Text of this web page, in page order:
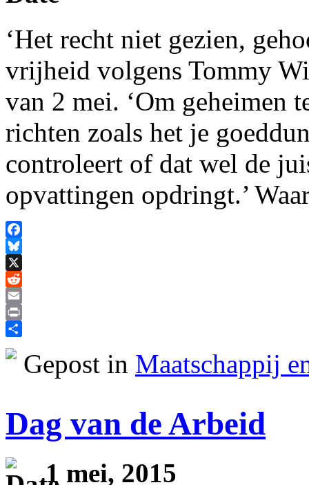
‘Het recht niet gezien,
vrijheid volgens Tommy
van 2 mei. ‘Om geheimen
richten zoals het je
controleert of dat wel de
opvattingen opdringt.’
Facebook
Bluesky
X
Reddit
Email
Print
Gepost in Maatschappij
Dag van de Arbeid
1 mei, 2015